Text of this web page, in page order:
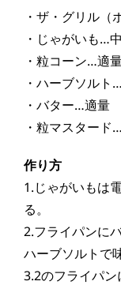
・ザ・グリル
・じゃがいも…
・粒コーン…適
・ハーブソルト
・バター…適量
・粒マスタード
作り方
1.じゃがいもは
る。
2.フライパンに
ハーブソルトで
3.2のフライパ